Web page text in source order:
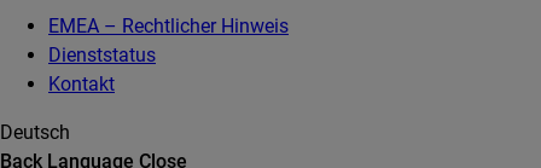
EMEA – Rechtlicher Hinweis
Dienststatus
Kontakt
Deutsch
Back Language Close